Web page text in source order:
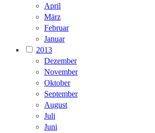
April
März
Februar
Januar
2013
Dezember
November
Oktober
September
August
Juli
Juni